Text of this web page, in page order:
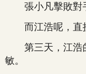
張小凡擊敗對手
而江浩呢，直接
第三天，江浩
敏。